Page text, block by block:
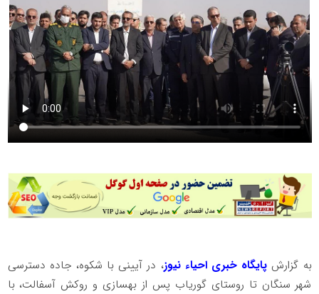
به گزارش پایگاه خبری احیاء نیوز، در آیینی با شکوه، جاده دسترسی
شهر سنگان تا روستای گوریاب پس از بهسازی و روکش آسفالت، با